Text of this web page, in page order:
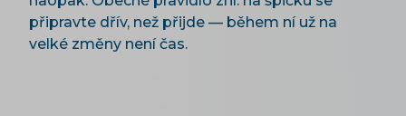
připravte dřív, než přijde — během ní už na
velké změny není čas.